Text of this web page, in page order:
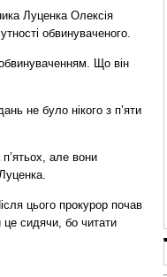
Луценка Олексія
обвинуваченого.
Що він
не було нікого з п’яти
але вони
цього прокурор почав
сидячи, бо читати